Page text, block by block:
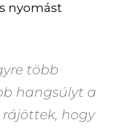
nyomást
több
hangsúlyt a
rájöttek, hogy